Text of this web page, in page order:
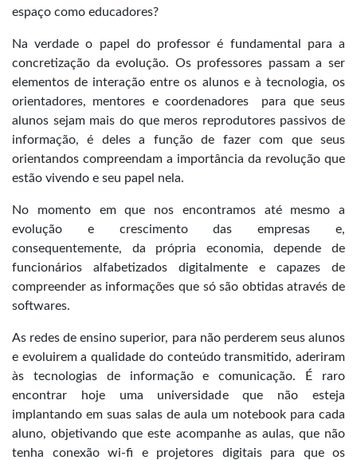
espaço como educadores?
Na verdade o papel do professor é fundamental para a
concretização da evolução. Os professores passam a ser
elementos de interação entre os alunos e à tecnologia, os
orientadores, mentores e coordenadores para que seus
alunos sejam mais do que meros reprodutores passivos de
informação, é deles a função de fazer com que seus
orientandos compreendam a importância da revolução que
estão vivendo e seu papel nela.
No momento em que nos encontramos até mesmo a
evolução e crescimento das empresas e,
consequentemente, da própria economia, depende de
funcionários alfabetizados digitalmente e capazes de
compreender as informações que só são obtidas através de
softwares.
As redes de ensino superior, para não perderem seus alunos
e evoluirem a qualidade do conteúdo transmitido, aderiram
às tecnologias de informação e comunicação. É raro
encontrar hoje uma universidade que não esteja
implantando em suas salas de aula um notebook para cada
aluno, objetivando que este acompanhe as aulas, que não
tenha conexão wi-fi e projetores digitais para que os